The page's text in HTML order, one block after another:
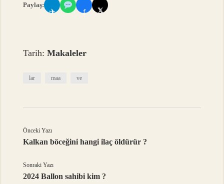
Paylaş:
✈ f 𝕏
Tarih:Makaleler
lar maa ve
Önceki Yazı
Kalkan böceğini hangi ilaç öldürür ?
Sonraki Yazı
2024 Ballon sahibi kim ?